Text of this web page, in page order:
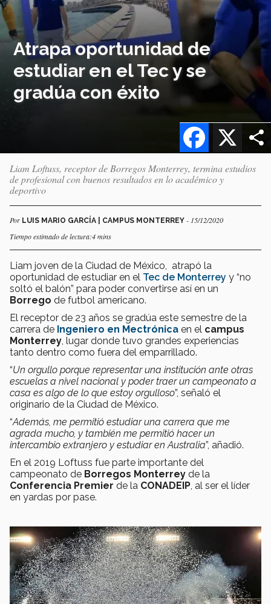
Atrapa oportunidad de
estudiar en el Tec y se
gradúa con éxito
X
Facebook
Liam Loftuss, receptor de Borregos Monterrey, termina estudios
de profesional con buenos resultados en lo académico y
deportivo
Por LUIS MARIO GARCÍA | CAMPUS MONTERREY - 15/12/2020
Tiempo estimado de lectura:4 mins
Liam joven de la Ciudad de México, atrapó la
oportunidad de estudiar en el Tec de Monterrey y “no
soltó el balón” para poder convertirse así en un
Borrego de futbol americano.
El receptor de 23 años se gradúa este semestre de la
carrera de Ingeniero en Mectrónica en el campus
Monterrey , lugar donde tuvo grandes experiencias
tanto dentro como fuera del emparrillado.
“Un orgullo porque representar una institución ante otras
escuelas a nivel nacional y poder traer un campeonato a
casa es algo de lo que estoy orgulloso”, señaló el
originario de la Ciudad de México.
“Además, me permitió estudiar una carrera que me
agrada mucho, y también me permitió hacer un
intercambio extranjero y estudiar en Australia”, añadió.
En el 2019 Loftuss fue parte importante del
campeonato de Borregos Monterrey de la
Conferencia Premier de la CONADEIP , al ser el líder
en yardas por pase.